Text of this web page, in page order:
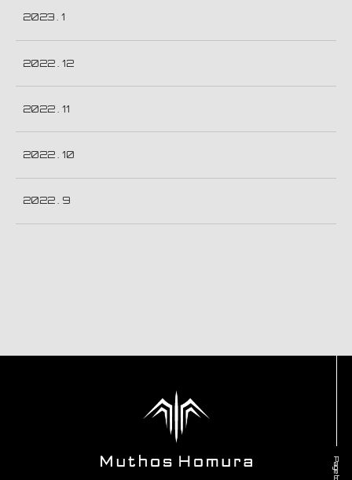
2023 . 1
2022 . 12
2022 . 11
2022 . 10
2022 . 9
Page top